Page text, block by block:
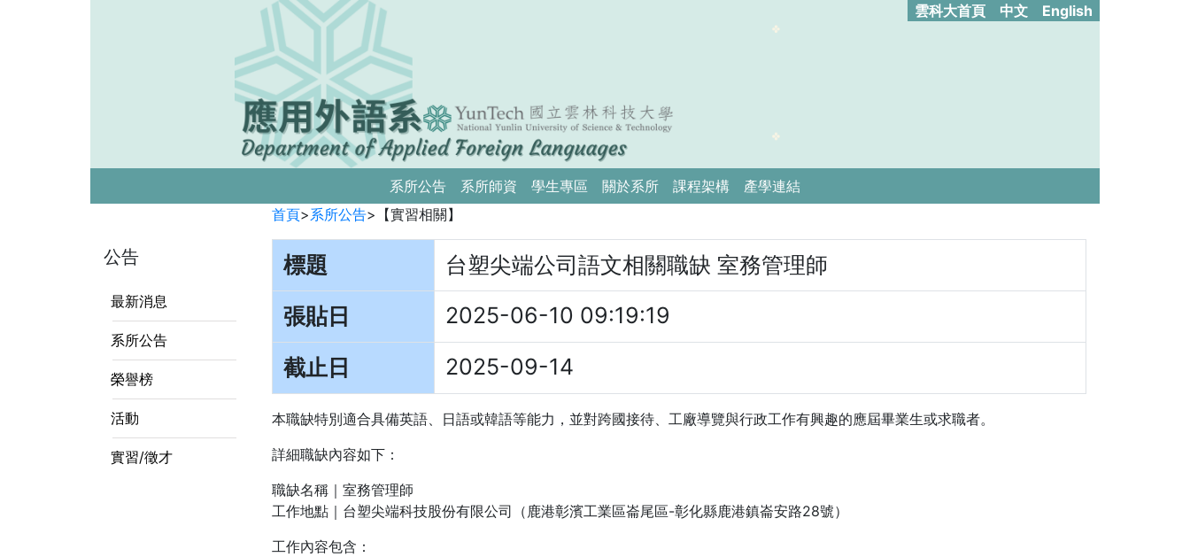
雲科大首頁 中文 English
系所公告 系所師資 學生專區 關於系所 課程架構 產學連結
公告
最新消息
系所公告
榮譽榜
活動
實習/徵才
首頁>系所公告> 【實習相關】
標題
台塑尖端公司語文相關職缺 室務管理師
張貼日
2025-06-10 09:19:19
截止日
2025-09-14
本職缺特別適合具備英語、日語或韓語等能力，並對跨國接待、工廠導覽與行政工作有興趣的應屆畢業生或求職者。
詳細職缺內容如下：
職缺名稱｜室務管理師
工作地點｜台塑尖端科技股份有限公司（鹿港彰濱工業區崙尾區-彰化縣鹿港鎮崙安路28號）
工作內容包含：